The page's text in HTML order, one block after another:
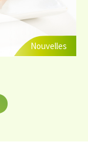
Nouvelles